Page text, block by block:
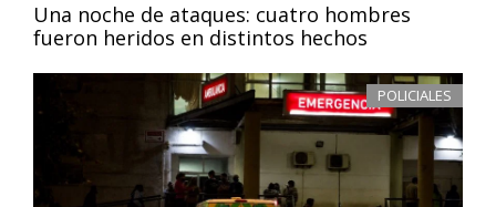
Una noche de ataques: cuatro hombres
fueron heridos en distintos hechos
POLICIALES